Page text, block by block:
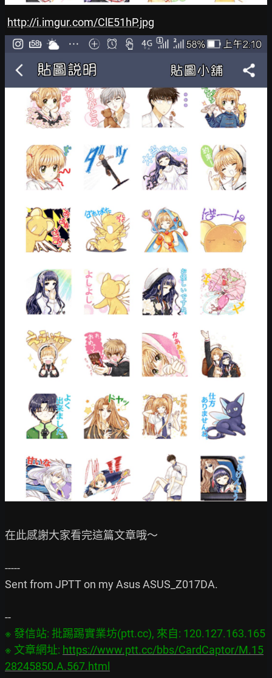
http://i.imgur.com/ClE51hP.jpg
在此感謝大家看完這篇文章哦～
-----
Sent from JPTT on my Asus ASUS_Z017DA.
※ 發信站: 批踢踢實業坊(ptt.cc), 來自: 120.127.163.165
※ 文章網址: https://www.ptt.cc/bbs/CardCaptor/M.15
28245850.A.567.html